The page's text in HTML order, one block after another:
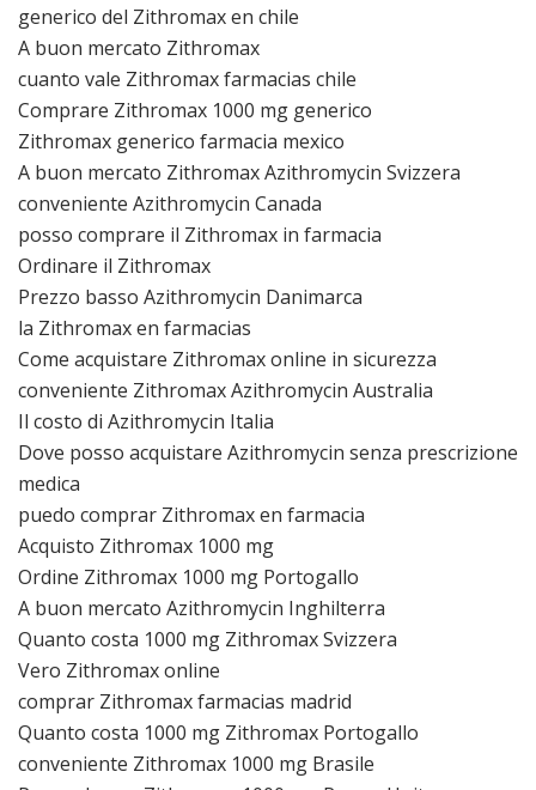
generico del Zithromax en chile
A buon mercato Zithromax
cuanto vale Zithromax farmacias chile
Comprare Zithromax 1000 mg generico
Zithromax generico farmacia mexico
A buon mercato Zithromax Azithromycin Svizzera
conveniente Azithromycin Canada
posso comprare il Zithromax in farmacia
Ordinare il Zithromax
Prezzo basso Azithromycin Danimarca
la Zithromax en farmacias
Come acquistare Zithromax online in sicurezza
conveniente Zithromax Azithromycin Australia
Il costo di Azithromycin Italia
Dove posso acquistare Azithromycin senza prescrizione
medica
puedo comprar Zithromax en farmacia
Acquisto Zithromax 1000 mg
Ordine Zithromax 1000 mg Portogallo
A buon mercato Azithromycin Inghilterra
Quanto costa 1000 mg Zithromax Svizzera
Vero Zithromax online
comprar Zithromax farmacias madrid
Quanto costa 1000 mg Zithromax Portogallo
conveniente Zithromax 1000 mg Brasile